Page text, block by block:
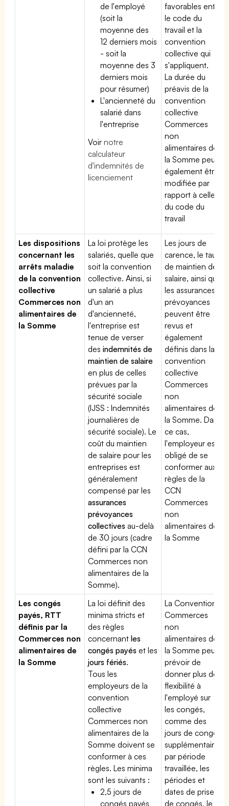
de l'employé
(soit la
moyenne des
12 derniers mois
- soit la
moyenne des 3
derniers mois
pour résumer)
L'ancienneté du
salarié dans
l'entreprise
Voirnotre
calculateur
d'indemnités de
licenciement
favorables entre
le code du
travail et la
convention
collective qui
s'appliquent.
La durée du
préavis de la
convention
collective
Commerces
non
alimentaires de
la Somme peut
également être
modifiée par
rapport à celle
du code du
travail
Les dispositions
concernant les
arrêts maladie
de la convention
collective
Commerces non
alimentaires de
la Somme
La loi protège les
salariés, quelle que
soit la convention
collective. Ainsi, si
un salarié a plus
d'un an
d'ancienneté,
l'entreprise est
tenue de verser
desindemnités de
maintien de salaire
en plus de celles
prévues par la
sécurité sociale
(IJSS : Indemnités
journalières de
sécurité sociale). Le
coût du maintien
de salaire pour les
entreprises est
généralement
compensé par les
assurances
prévoyances
collectives au-delà
de 30 jours (cadre
défini par la CCN
Commerces non
alimentaires de la
Somme).
Les jours de
carence, le taux
de maintien de
salaire, ainsi que
les assurances
prévoyances
peuvent être
revus et
également
définis dans la
convention
collective
Commerces
non
alimentaires de
la Somme. Dans
ce cas,
l'employeur est
obligé de se
conformer aux
règles de la
CCN
Commerces
non
alimentaires de
la Somme
Les congés
payés, RTT
définis par la
Commerces non
alimentaires de
la Somme
La loi définit des
minima stricts et
des règles
concernantles
congés payés et les
jours fériés.
Tous les
employeurs de la
convention
collective
Commerces non
alimentaires de la
Somme doivent se
conformer à ces
règles. Les minima
sont les suivants :
2,5 jours de
congés payés
La Convention
Commerces
non
alimentaires de
la Somme peut
prévoir de
donner plus de
flexibilité à
l'employé sur
les congés,
comme des
jours de congé
supplémentaires
par période
travaillée, les
périodes et
dates de prise
de congés, le